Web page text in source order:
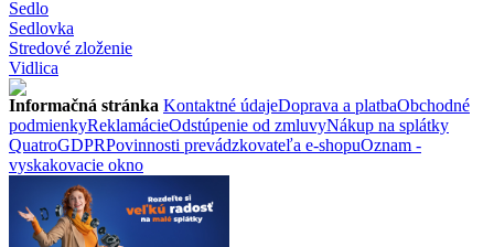
Sedlo
Sedlovka
Stredové zloženie
Vidlica
Informačná stránka Kontaktné údajeDoprava a platbaObchodné
podmienkyReklamácieOdstúpenie od zmluvyNákup na splátky
QuatroGDPRPovinnosti prevádzkovateľa e-shopuOznam -
vyskakovacie okno